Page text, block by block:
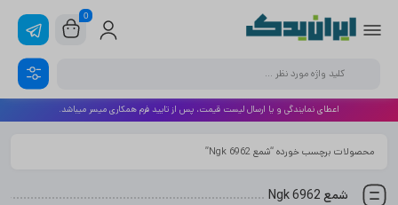
0
اعطای نمایندگی و یا ارسال لیست قیمت، پس از تایید فرم همکاری میسر میباشد.
محصولات برچسب خورده “شمع Ngk 6962”
شمع Ngk 6962